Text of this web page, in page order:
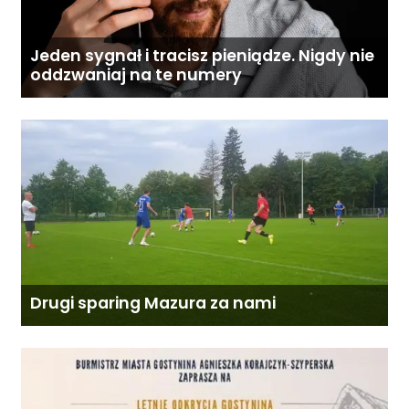
Jeden sygnał i tracisz pieniądze. Nigdy nie
oddzwaniaj na te numery
Drugi sparing Mazura za nami